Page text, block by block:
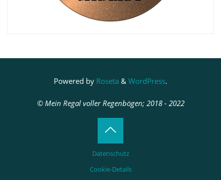
Powered by Roseta & WordPress.
© Mein Regal voller Regenbögen; 2018 - 2022
Datenschutz
Cookie-Details
Back
to